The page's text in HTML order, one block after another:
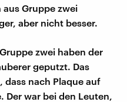
aus Gruppe zwei
aber nicht besser.
zwei haben der
geputzt. Das
dass nach Plaque auf
war bei den Leuten,